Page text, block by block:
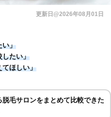
更新日@2026年08月01日
い」
したい」
てほしい」
毛サロンをまとめて比較できた